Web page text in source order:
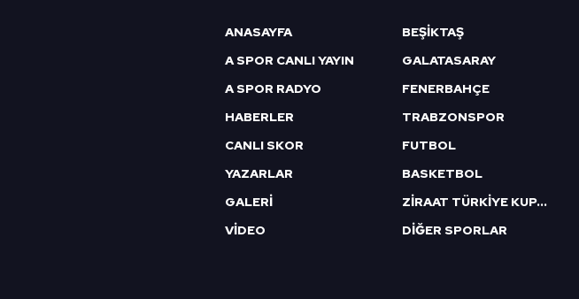
ANASAYFA
A SPOR CANLI YAYIN
A SPOR RADYO
HABERLER
CANLI SKOR
YAZARLAR
GALERİ
VİDEO
BEŞİKTAŞ
GALATASARAY
FENERBAHÇE
TRABZONSPOR
FUTBOL
BASKETBOL
ZİRAAT TÜRKİYE KUPASI
DİĞER SPORLAR